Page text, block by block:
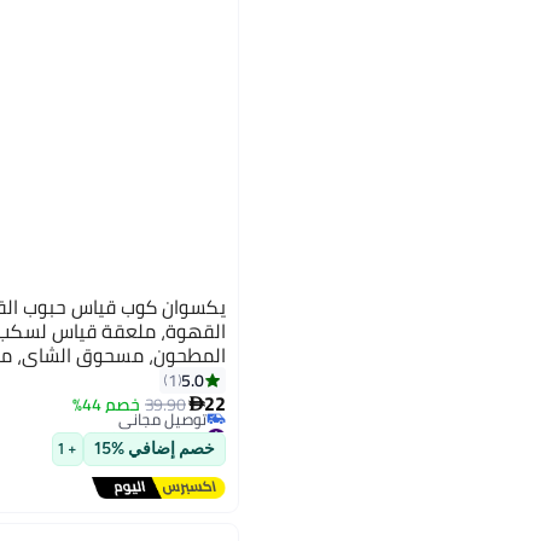
يكسوان كوب قياس حبوب
القهوة، ملعقة قياس
المطحون، مسحوق الشاي،
مسحوق الخبز، مسحوق
5.0
1
22
39.90خصم 44%
#36 في ملحقات الإسبريسو
توصيل مجاني
#36 في ملحقات الإسبريسو
خصم إضافي %15 + 1